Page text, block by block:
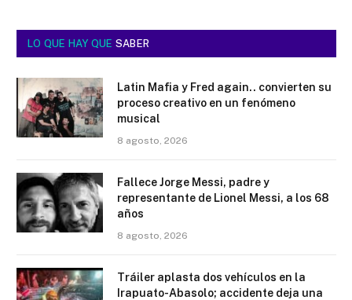
LO QUE HAY QUE SABER
Latin Mafia y Fred again.. convierten su
proceso creativo en un fenómeno
musical
8 agosto, 2026
Fallece Jorge Messi, padre y
representante de Lionel Messi, a los 68
años
8 agosto, 2026
Tráiler aplasta dos vehículos en la
Irapuato-Abasolo; accidente deja una